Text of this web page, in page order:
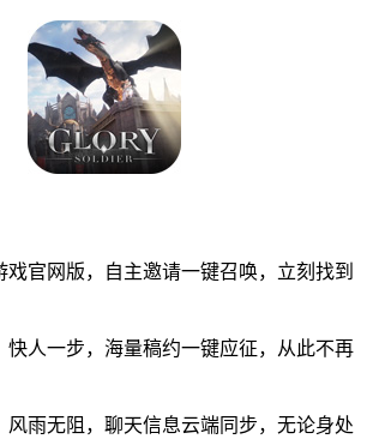
官网版，自主邀请一键召唤，立刻找到
人一步，海量稿约一键应征，从此不再
雨无阻，聊天信息云端同步，无论身处